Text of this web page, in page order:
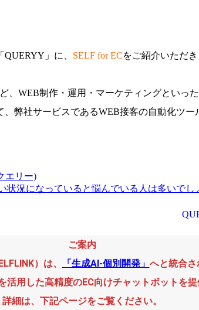
」に、 SELF for ECをご紹介いただき
、WEB制作・運用・マーケティングといっ
、弊社サービスであるWEB接客の自動化ツ
エリー)
況になっていると悩んでいる人は多いで
ご案内
）は、
「生成AI-個別開発」 へと統合さ
活用した高精度のEC向けチャットボットを提
詳細は、下記ページをご覧ください。